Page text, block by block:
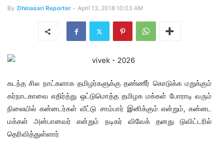
By Dhinasari Reporter - April 13, 2018 10:03 AM
கடந்த சில நாட்களாக தமிழர்களுக்கு தண்ணீர் கொடுக்க மறுக்கும்
கர்நாடகாவை எதிர்த்து ஒட்டுமொத்த தமிழக மக்கள் போராடி வரும்
நிலையில் கன்னடர்கள் வீட்டு சாம்பார் இனிக்கும் என்றும், கன்னட
மக்கள் அன்பானவர் என்றும் நடிகர் விவேக் தனது டுவிட்டரில்
தெரிவித்துள்ளார்